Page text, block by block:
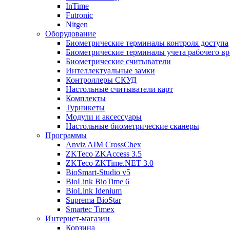
InTime
Futronic
Nitgen
Оборудование
Биометрические терминалы контроля доступа
Биометрические терминалы учета рабочего
Биометрические считыватели
Интеллектуальные замки
Контроллеры СКУД
Настольные считыватели карт
Комплекты
Турникеты
Модули и аксессуары
Настольные биометрические сканеры
Программы
Anviz AIM CrossChex
ZKTeco ZKAccess 3.5
ZKTeco ZKTime.NET 3.0
BioSmart-Studio v5
BioLink BioTime 6
BioLink Idenium
Suprema BioStar
Smartec Timex
Интернет-магазин
Корзина